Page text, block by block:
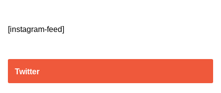
[instagram-feed]
Twitter